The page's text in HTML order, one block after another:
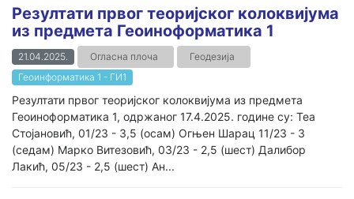
Резултати првог теоријског колоквијума
из предмета Геоиноформатика 1
21.04.2025. Огласна плоча
Геодезија
Геоинформатика 1 - ГИ1
Резултати првог теоријског колоквијума из предмета
Геоиноформатика 1, одржаног 17.4.2025. године су: Теа
Стојановић, 01/23 - 3,5 (осам) Огњен Шарац 11/23 - 3
(седам) Марко Витезовић, 03/23 - 2,5 (шест) Далибор
Лакић, 05/23 - 2,5 (шест) Ан...